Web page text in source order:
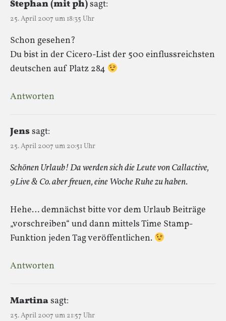
Stephan (mit ph)sagt:
25. April 2007 um 18:35 Uhr
Schon gesehen?
Du bist in der Cicero-List der 500 einflussreichsten
deutschen auf Platz 284
Antworten
Jenssagt:
25. April 2007 um 20:51 Uhr
Schönen Urlaub! Da werden sich die Leute von Callactive,
9Live & Co. aber freuen, eine Woche Ruhe zu haben.
Hehe… demnächst bitte vor dem Urlaub Beiträge
„vorschreiben“ und dann mittels Time Stamp-
Funktion jeden Tag veröffentlichen.
Antworten
Martinasagt:
25. April 2007 um 21:57 Uhr